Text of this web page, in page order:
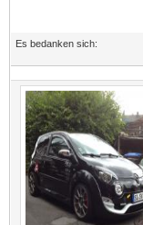
Es bedanken sich: